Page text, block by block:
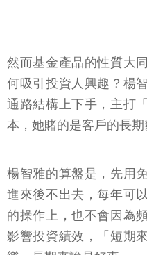
然而基金產品的性質大
何吸引投資人興趣？楊
通路結構上下手，主打
本，她賭的是客戶的長期
楊智雅的算盤是，先用
進來後不出去，每年可
的操作上，也不會因為
影響投資績效，「短期